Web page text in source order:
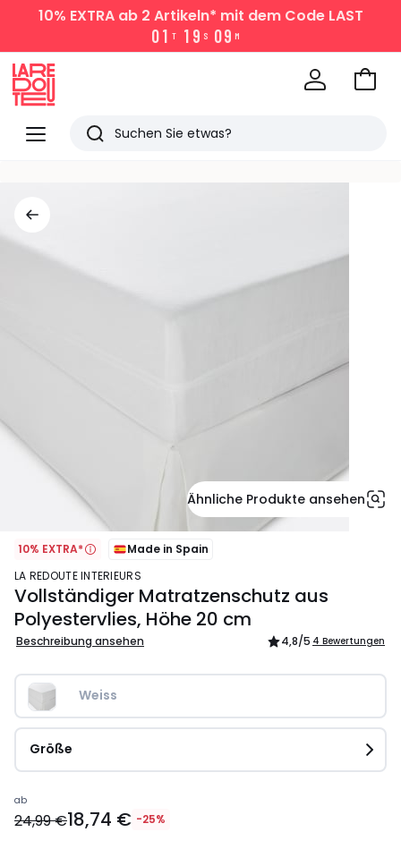
10% EXTRAab 2 Artikeln* mit dem Code LAST
01 T 1 9 S 09 M
Menü
Redoute
Suchen
Zum
Ähnliche Produkte ansehen
10% EXTRA*
Made in Spain
LA REDOUTE INTERIEURS
Vollständiger Matratzenschutz aus
Polyestervlies, Höhe 20 cm
Beschreibung ansehen 4,8/5 4 Bewertungen
Weiss
Größe
Ab
18,74
ab
24,99 €18,74 € -25%